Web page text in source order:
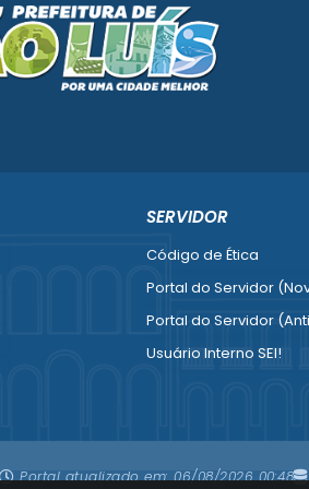
SERVIDOR
Código de Ética
Portal do Servidor
Portal do Servidor
Usuário Interno SEI!
Manual de Gestão
Portal atualizado em:06/08/2026 00:48